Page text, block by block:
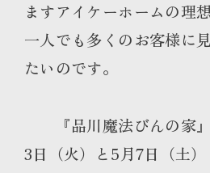
ますアイケーホームの理
一人でも多くのお客様に
たいのです。
『品川魔法び
3日（火）と5月7日（土）